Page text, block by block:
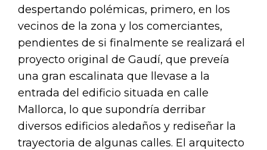
despertando polémicas, primero, en los
vecinos de la zona y los comerciantes,
pendientes de si finalmente se realizará el
proyecto original de Gaudí, que preveía
una gran escalinata que llevase a la
entrada del edificio situada en calle
Mallorca, lo que supondría derribar
diversos edificios aledaños y rediseñar la
trayectoria de algunas calles. El arquitecto